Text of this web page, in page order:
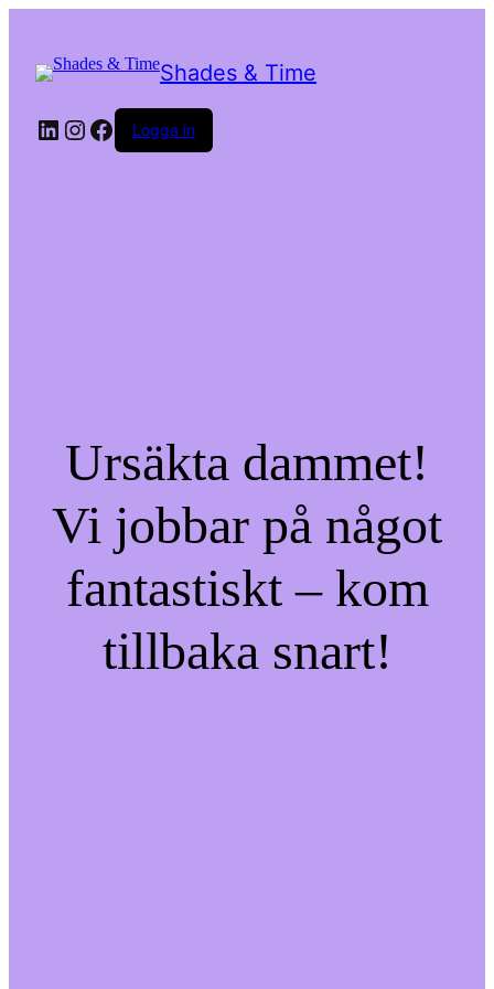
Shades & Time
LinkedIn
Instagram
Facebook
Logga in
Ursäkta dammet!
Vi jobbar på något
fantastiskt – kom
tillbaka snart!